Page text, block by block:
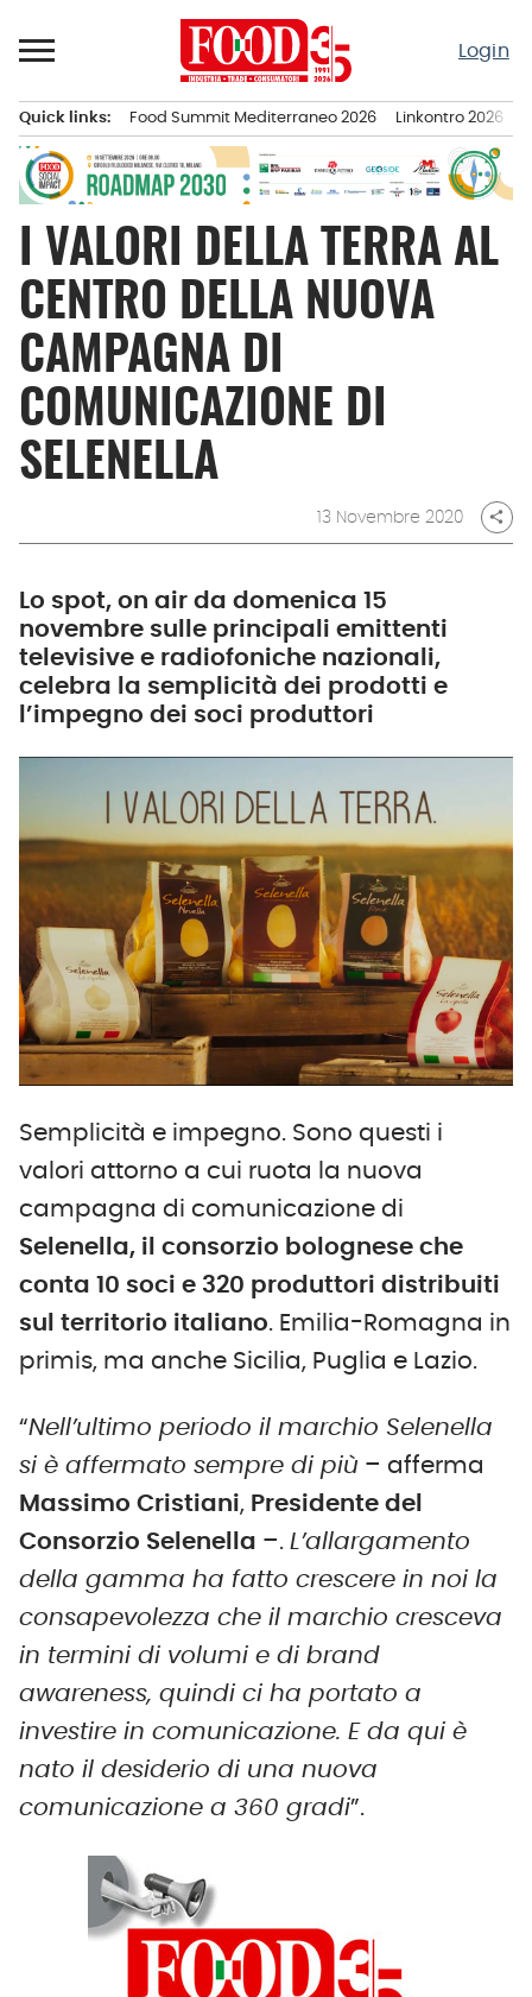
al
Login
principale
Quick links: Food Summit Mediterraneo 2026 Linkontro 2026
I VALORI DELLA TERRA AL
CENTRO DELLA NUOVA
CAMPAGNA DI
COMUNICAZIONE DI
SELENELLA
13 Novembre 2020 share
Lo spot, on air da domenica 15
novembre sulle principali emittenti
televisive e radiofoniche nazionali,
celebra la semplicità dei prodotti e
l’impegno dei soci produttori
Semplicità e impegno. Sono questi i
valori attorno a cui ruota la nuova
campagna di comunicazione di
Selenella, il consorzio bolognese che
conta 10 soci e 320 produttori distribuiti
sul territorio italiano. Emilia-Romagna in
primis, ma anche Sicilia, Puglia e Lazio.
“Nell’ultimo periodo il marchio Selenella
si è affermato sempre di più – afferma
Massimo Cristiani, Presidente del
Consorzio Selenella –. L’allargamento
della gamma ha fatto crescere in noi la
consapevolezza che il marchio cresceva
in termini di volumi e di brand
awareness, quindi ci ha portato a
investire in comunicazione. E da qui è
nato il desiderio di una nuova
comunicazione a 360 gradi”.